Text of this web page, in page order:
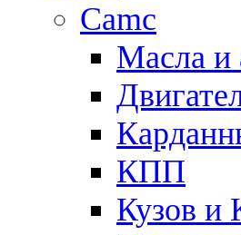
Camc
Масла и
КПП
Кузов и